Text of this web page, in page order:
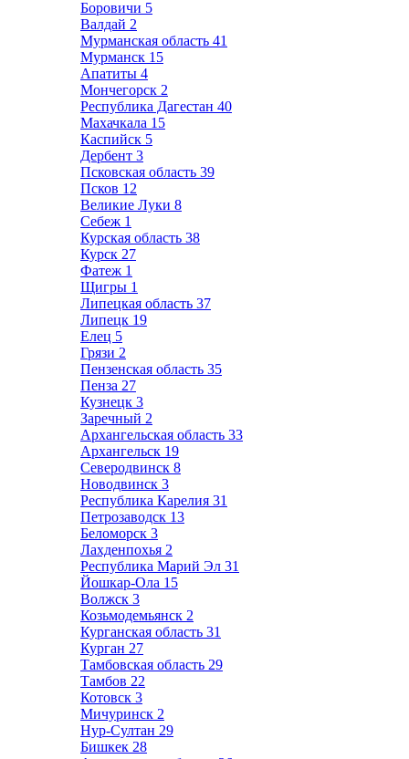
Боровичи 5
Валдай 2
Мурманская область 41
Мурманск 15
Апатиты 4
Мончегорск 2
Республика Дагестан 40
Махачкала 15
Каспийск 5
Дербент 3
Псковская область 39
Псков 12
Великие Луки 8
Себеж 1
Курская область 38
Курск 27
Фатеж 1
Щигры 1
Липецкая область 37
Липецк 19
Елец 5
Грязи 2
Пензенская область 35
Пенза 27
Кузнецк 3
Заречный 2
Архангельская область 33
Архангельск 19
Северодвинск 8
Новодвинск 3
Республика Карелия 31
Петрозаводск 13
Беломорск 3
Лахденпохья 2
Республика Марий Эл 31
Йошкар-Ола 15
Волжск 3
Козьмодемьянск 2
Курганская область 31
Курган 27
Тамбовская область 29
Тамбов 22
Котовск 3
Мичуринск 2
Нур-Султан 29
Бишкек 28